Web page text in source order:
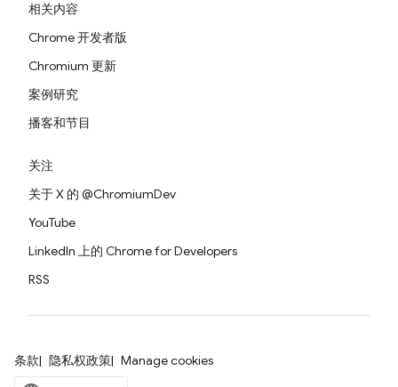
相关内容
Chrome 开发者版
Chromium 更新
案例研究
播客和节目
关注
关于 X 的 @ChromiumDev
YouTube
LinkedIn 上的 Chrome for Developers
RSS
条款 隐私权政策 Manage cookies